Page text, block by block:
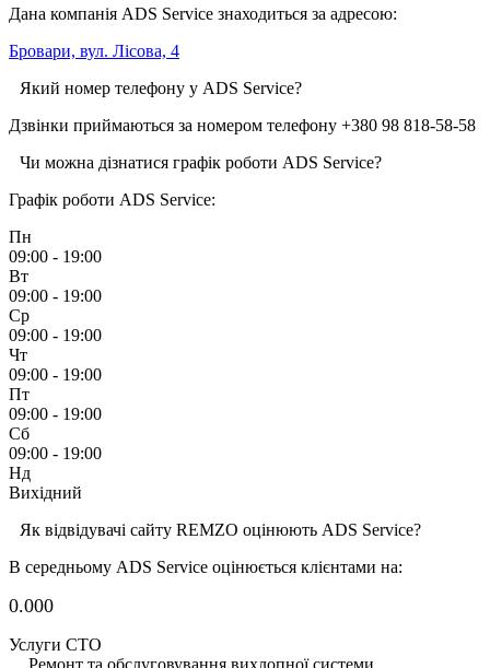
Дана компанія ADS Service знаходиться за адресою:
Бровари, вул. Лісова, 4
Який номер телефону у ADS Service?
Дзвінки приймаються за номером телефону +380 98 818-58-58
Чи можна дізнатися графік роботи ADS Service?
Графік роботи ADS Service:
Пн
09:00 - 19:00
Вт
09:00 - 19:00
Ср
09:00 - 19:00
Чт
09:00 - 19:00
Пт
09:00 - 19:00
Сб
09:00 - 19:00
Нд
Вихідний
Як відвідувачі сайту REMZO оцінюють ADS Service?
В середньому ADS Service оцінюється клієнтами на:
0.000
Услуги СТО
Ремонт та обслуговування вихлопної системи